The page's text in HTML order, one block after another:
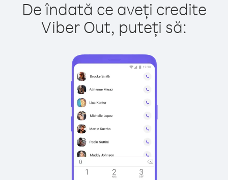
De îndată ce aveți credite
Viber Out, puteți să: